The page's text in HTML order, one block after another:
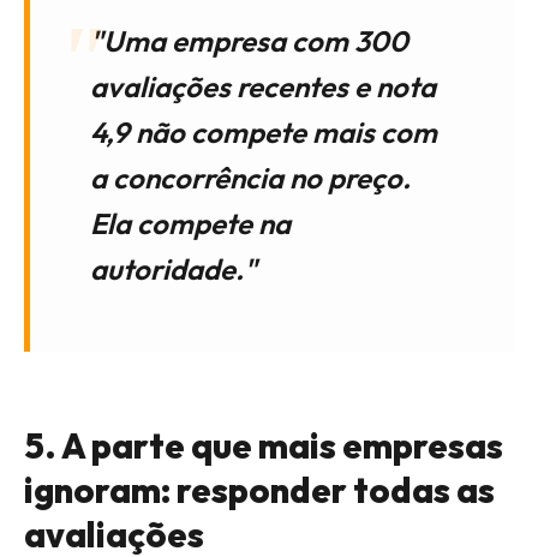
"Uma empresa com 300
avaliações recentes e nota
4,9 não compete mais com
a concorrência no preço.
Ela compete na
autoridade."
5. A parte que mais empresas
ignoram: responder todas as
avaliações